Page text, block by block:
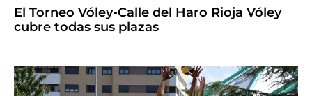
El Torneo Vóley-Calle del Haro Rioja Vóley
cubre todas sus plazas